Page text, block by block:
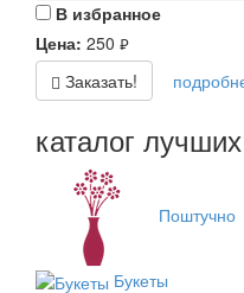
В избранное
Цена: 250 руб.
Заказать!
каталог
Поштучно
Букеты